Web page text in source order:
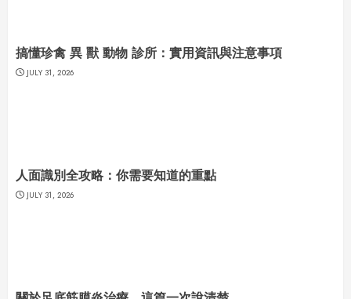
搞懂珍禽 異 獸 動物 診所：實用資訊與注意事項
JULY 31, 2026
人面識別全攻略：你需要知道的重點
JULY 31, 2026